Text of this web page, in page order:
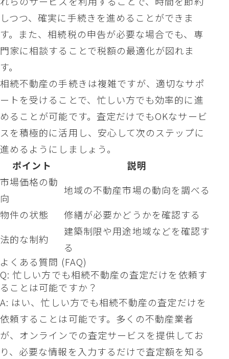
しつつ、確実に手続きを進めることができま
す。また、相続税の申告が必要な場合でも、専
門家に相談することで税額の最適化が図れま
す。
相続不動産の手続きは複雑ですが、適切なサポ
ートを受けることで、忙しい方でも効率的に進
めることが可能です。査定だけでもOKなサービ
スを積極的に活用し、安心して次のステップに
進めるようにしましょう。
ポイント
説明
市場価格の動
向
地域の不動産市場の動向を調べる
物件の状態
修繕が必要かどうかを確認する
法的な制約
建築制限や用途地域などを確認す
る
よくある質問 (FAQ)
Q: 忙しい方でも相続不動産の査定だけを依頼す
ることは可能ですか？
A: はい、忙しい方でも相続不動産の査定だけを
依頼することは可能です。多くの不動産業者
が、オンラインでの査定サービスを提供してお
り、必要な情報を入力するだけで査定額を知る